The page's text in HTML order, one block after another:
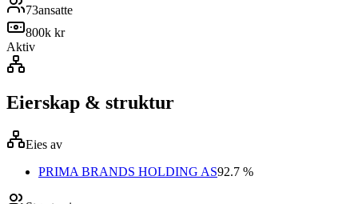
73ansatte
800k kr
Aktiv
Eierskap & struktur
Eies av
PRIMA BRANDS HOLDING AS92.7 %